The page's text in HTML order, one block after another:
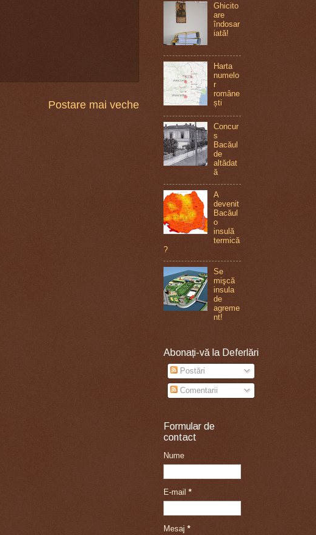
Postare mai veche
Ghicito
are
îndosar
iată!
Harta
numelo
r
române
ști
Concur
s
Bacăul
de
altădat
ă
A
devenit
Bacăul
o
insulă
termică
?
Se
mişcă
insula
de
agreme
nt!
Abonați-vă la Deferlări
Postări
Comentarii
Formular de
contact
Nume
E-mail *
Mesaj *